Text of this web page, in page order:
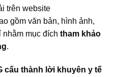
trên website
gồm văn bản, hình ảnh,
nhằm mục đích tham khảo
.
cấu thành lời khuyên y tế